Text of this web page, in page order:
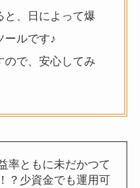
と、日によって爆
ールです♪
ので、安心してみ
率ともに未だかつて
？少資金でも運用可